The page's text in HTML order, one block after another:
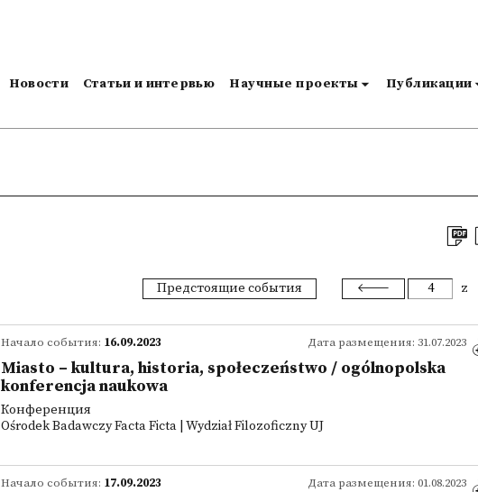
Новости Статьи и интервью Научные проекты Публикации
Предстоящие события z
Дата размещения: 31.07.2023
Начало события: 16.09.2023
Miasto – kultura, historia, społeczeństwo / ogólnopolska
konferencja naukowa
Конференция
Ośrodek Badawczy Facta Ficta | Wydział Filozoficzny UJ
Дата размещения: 01.08.2023
Начало события: 17.09.2023